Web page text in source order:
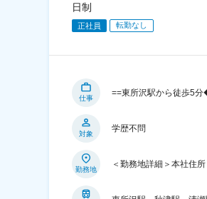
日制
正社員 転勤なし
仕事
==東所沢駅から徒歩5
対象
学歴不問
勤務地
＜勤務地詳細＞本社住